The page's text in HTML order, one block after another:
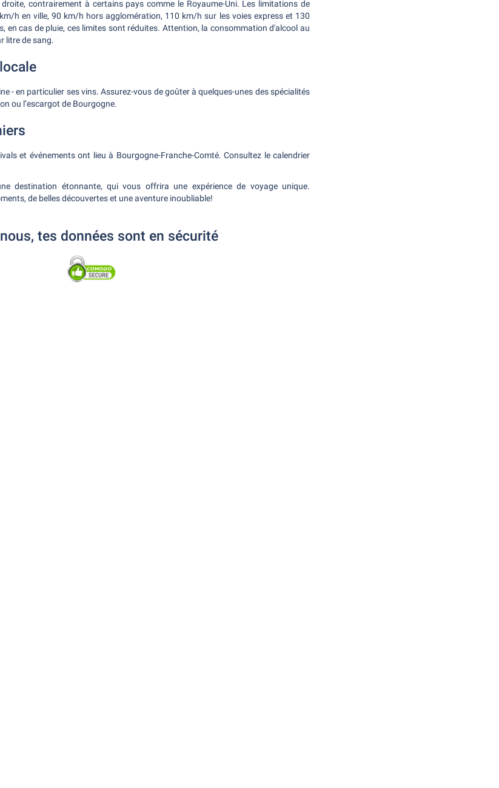
contrairement à certains pays comme le Royaume-Uni. Les limitations de
h en ville, 90 km/h hors agglomération, 110 km/h sur les voies express et 130
en cas de pluie, ces limites sont réduites. Attention, la consommation d'alcool au
litre de sang.
- en particulier ses vins. Assurez-vous de goûter à quelques-unes des spécialités
ou l’escargot de Bourgogne.
et événements ont lieu à Bourgogne-Franche-Comté. Consultez le calendrier
destination étonnante, qui vous offrira une expérience de voyage unique.
de belles découvertes et une aventure inoubliable!
tes données sont en sécurité